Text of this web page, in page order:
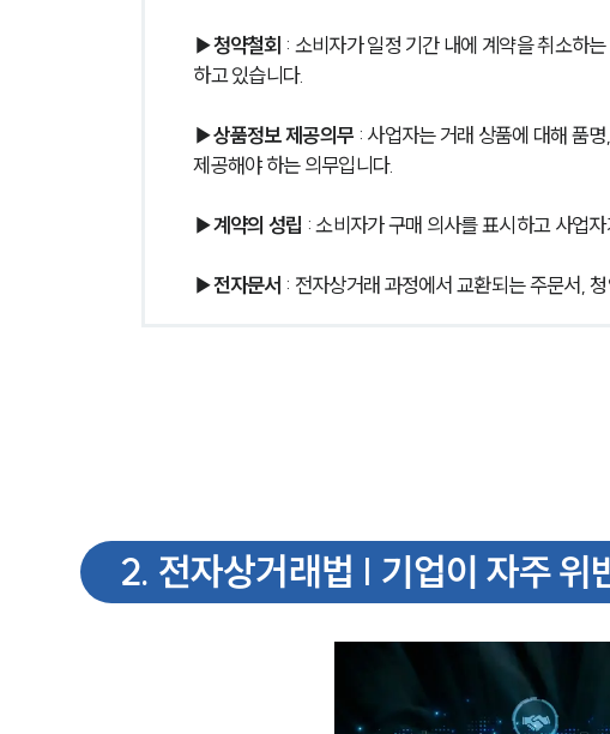
▶청약철회 : 소비자가 일정 기간 내에 계약을 취소하
하고 있습니다.
▶상품정보 제공의무 : 사업자는 거래 상품에 대해 품
제공해야 하는 의무입니다.
▶계약의 성립 : 소비자가 구매 의사를 표시하고 사업
▶전자문서 : 전자상거래 과정에서 교환되는 주문서,
2. 전자상거래법 | 기업이 자주 위